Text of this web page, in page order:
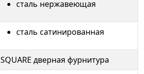
сталь нержавеющая
сталь сатинированная
SQUARE дверная фурнитура